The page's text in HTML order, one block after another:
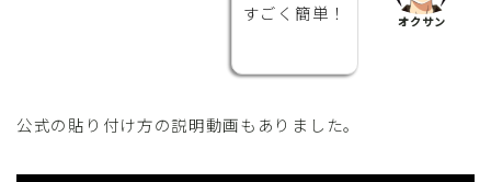
すごく簡単！ オクサン
公式の貼り付け方の説明動画もありました。